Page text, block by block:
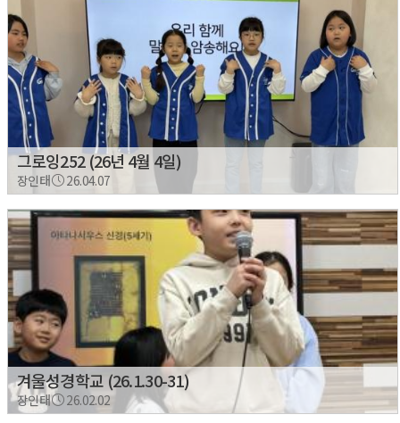
그로잉252 (26년 4월 4일)
장인태 26.04.07
겨울성경학교 (26.1.30-31)
장인태 26.02.02